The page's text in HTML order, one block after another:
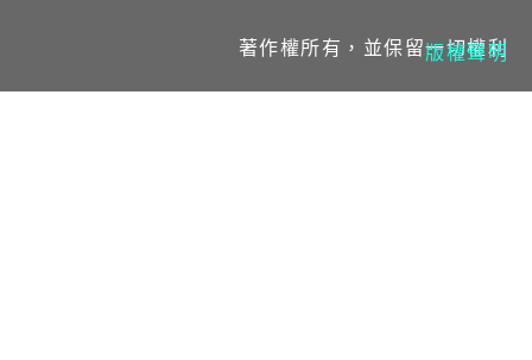
著作權所有，並保留一切權利
版權聲明